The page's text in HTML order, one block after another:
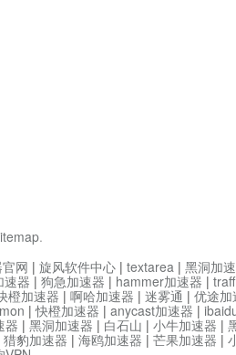
.
网 | 旋风软件中心 | textarea | 黑洞加
速器 | 狗急加速器 | hammer加速器 |
橙加速器 | 啊哈加速器 | 迷雾通 | 优途加
|快橙加速器 | anycast加速器 |
器 | 黑洞加速器 | 白石山 | 小牛加速器 |
猎豹加速器 | 海鸥加速器 | 芒果加速器 |